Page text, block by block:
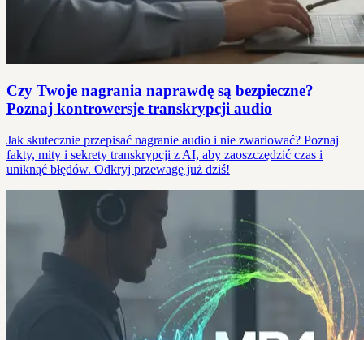
Czy Twoje nagrania naprawdę są bezpieczne?
Poznaj kontrowersje transkrypcji audio
Jak skutecznie przepisać nagranie audio i nie zwariować? Poznaj
fakty, mity i sekrety transkrypcji z AI, aby zaoszczędzić czas i
uniknąć błędów. Odkryj przewagę już dziś!